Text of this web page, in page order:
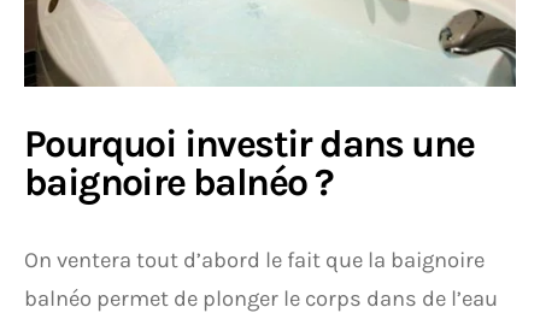
Pourquoi investir dans une
baignoire balnéo ?
On ventera tout d’abord le fait que la baignoire
balnéo permet de plonger le corps dans de l’eau